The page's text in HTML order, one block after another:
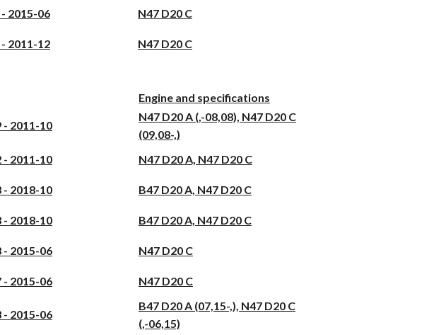
2015-06 N47 D20 C
2011-12 N47 D20 C
Engine and specifications
- 2011-10
N47 D20 A (,-08,08), N47 D20 C
(09,08-,)
- 2011-10 N47 D20 A, N47 D20 C
- 2018-10 B47 D20 A, N47 D20 C
- 2018-10 B47 D20 A, N47 D20 C
- 2015-06 N47 D20 C
- 2015-06 N47 D20 C
- 2015-06
B47 D20 A (07,15-,), N47 D20 C
(,-06,15)